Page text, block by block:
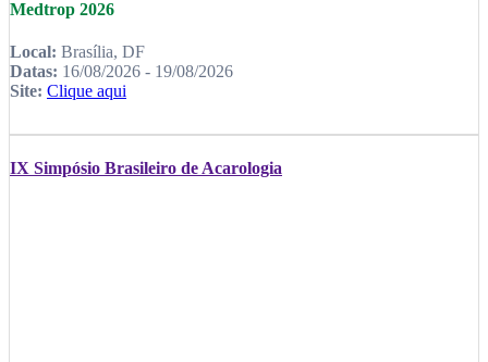
Medtrop 2026
Local: Brasília, DF
Datas: 16/08/2026 - 19/08/2026
Site: Clique aqui
IX Simpósio Brasileiro de Acarologia